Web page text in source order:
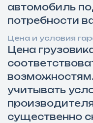
автомобиль
потребности
Цена и условия
Цена
учитывать
существенно